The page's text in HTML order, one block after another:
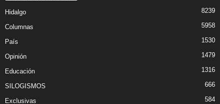
Hidalgo 8239
Columnas 5958
País 1530
Opinión 1479
Educación 1316
SILOGISMOS 666
Exclusivas 584